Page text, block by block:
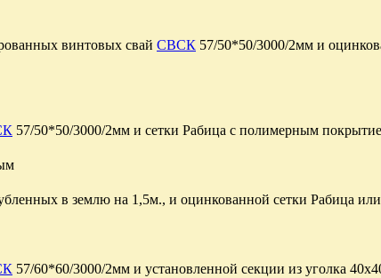
винтовых свай СВСК 57/50*50/3000/2мм и
57/50*50/3000/2мм и сетки Рабица с полимерным
в землю на 1,5м., и оцинкованной сетки Рабица
57/60*60/3000/2мм и установленной секции из уголка